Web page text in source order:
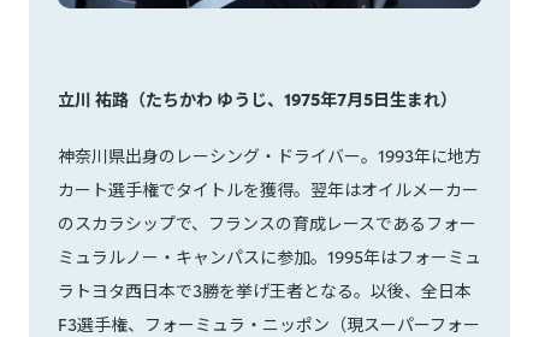
立川 祐路（たちかわ ゆうじ、1975年7月5日生まれ）
神奈川県出身のレーシング・ドライバー。1993年に地方
カート選手権でタイトルを獲得。翌年はオイルメーカー
のスカラシップで、フランスの育成レースであるフォー
ミュラルノー・キャンパスに参加。1995年はフォーミュ
ラトヨタ西日本で3勝を挙げ王者となる。以後、全日本
F3選手権、フォーミュラ・ニッポン（現スーパーフォー